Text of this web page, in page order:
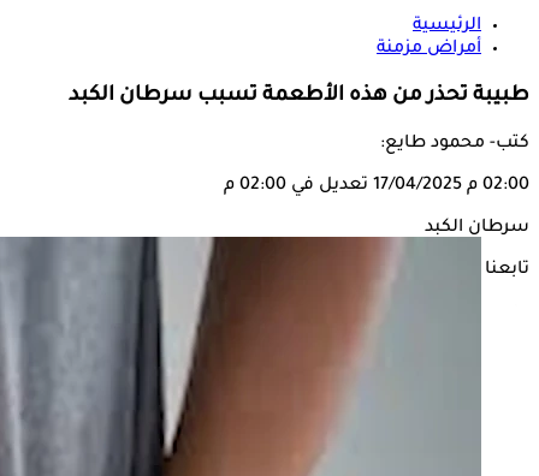
الرئيسية
أمراض مزمنة
طبيبة تحذر من هذه الأطعمة تسبب سرطان الكبد
كتب- محمود طايع:
02:00 م 17/04/2025 تعديل في 02:00 م
سرطان الكبد
تابعنا على